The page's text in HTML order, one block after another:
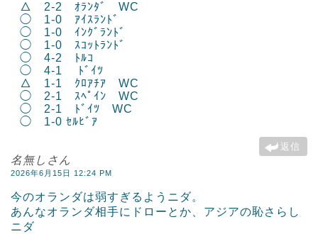
△ 2-2 ｵﾗﾝﾀﾞ WC
◯ 1-0 ｱｲｽﾗﾝﾄﾞ
◯ 1-0 ｲﾝｸﾞﾗﾝﾄﾞ
◯ 1-0 ｽｺｯﾄﾗﾝﾄﾞ
◯ 4-2 ﾄﾙｺ
◯ 4-1 ﾄﾞｲﾂ
△ 1-1 ｸﾛｱﾁｱ WC
◯ 2-1 ｽﾍﾟｲﾝ WC
◯ 2-1 ﾄﾞｲﾂ WC
◯ 1-0 ｾﾙﾋﾞｱ
返信
名無しさん
2026年6月15日 12:24 PM
今のオランダは弱すぎるようニダ。
あんなオランダ相手にドローとか、アジアの恥さらし
ニダ